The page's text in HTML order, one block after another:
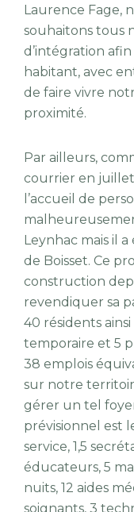
Laurence Fage,
souhaitons tous
d’intégration
habitant, avec
de faire vivre
proximité.
Par ailleurs,
courrier en juillet
l’accueil de
Leynhac mais il
de Boisset. Ce
construction
revendiquer sa
40 résidents
temporaire et 5
38 emplois
sur notre
gérer un tel
prévisionnel est
service, 1,5
éducateurs, 5
nuits, 12 aides
soignants, 3